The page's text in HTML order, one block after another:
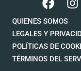
QUIENES SOMOS
LEGALES Y
POLÍTICAS DE
TÉRMINOS DEL